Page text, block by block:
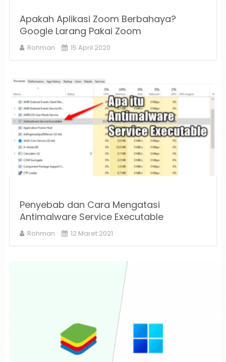
Apakah Aplikasi Zoom Berbahaya?
Google Larang Pakai Zoom
Rohman 15 April 2020
Penyebab dan Cara Mengatasi
Antimalware Service Executable
Rohman 12 Maret 2021